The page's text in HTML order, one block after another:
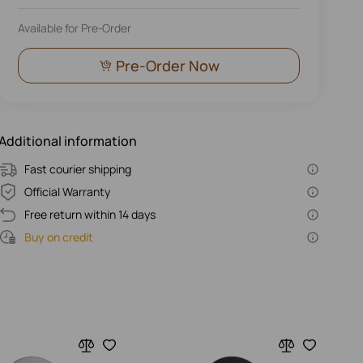
Available for Pre-Order
Pre-Order Now
information
Fast courier shipping
Official Warranty
Free return within 14 days
Buy on credit